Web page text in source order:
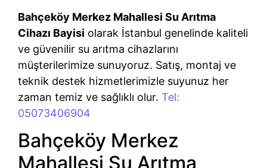
Bahçeköy Merkez Mahallesi Su Arıtma
Cihazı Bayisi olarak İstanbul genelinde kaliteli
ve güvenilir su arıtma cihazlarını
müşterilerimize sunuyoruz. Satış, montaj ve
teknik destek hizmetlerimizle suyunuz her
zaman temiz ve sağlıklı olur. Tel:
05073406904
Bahçeköy Merkez
Mahallesi Su Arıtma